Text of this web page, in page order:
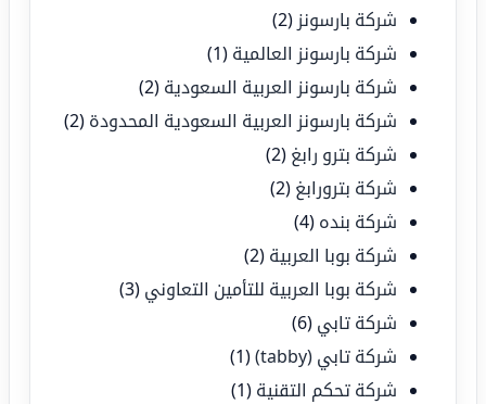
شركة بارسونز (2)
شركة بارسونز العالمية (1)
شركة بارسونز العربية السعودية (2)
شركة بارسونز العربية السعودية المحدودة (2)
شركة بترو رابغ (2)
شركة بترورابغ (2)
شركة بنده (4)
شركة بوبا العربية (2)
شركة بوبا العربية للتأمين التعاوني (3)
شركة تابي (6)
شركة تابي (tabby)
(1)
شركة تحكم التقنية (1)